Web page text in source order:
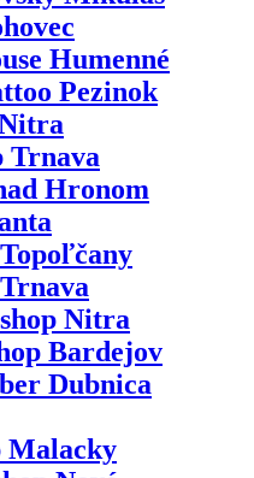
Humenné
Pezinok
Trnava
Hronom
Nitra
Bardejov
Dubnica
Malacky